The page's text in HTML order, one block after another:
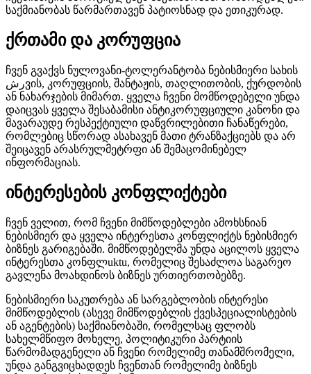
საქმიანობას წარმართავენ პატიოსნად და ეთიკურად.
ქრთამი და კორუფცია
ჩვენ გვაქვს ნულოვანი-ტოლერანტობა ნებისმიერი სახის
رشვის, კორუფციის, შანტაჟის, თაღლითობის, ქურდობის
ან ნახარჯების მიმართ. ყველა ჩვენი მომწოდებელი უნდა
დაიცვას ყველა შესაბამისი ანტიკორუფციული კანონი და
მავარაუდე რესპექტიული დაწვრილებითი ჩანაწერები,
რომლებიც სწორად ასახავენ მათი ტრანზაქციებს და არ
შეიცავენ არასრულმეტრფი ან შემაცომინებელ
ინფორმაციას.
ინტერესების კონფლიქტები
ჩვენ ველით, რომ ჩვენი მიმწოდებლები ამოხსნიან
ნებისმიერ და ყველა ინტერესთა კონფლიქტს ნებისმიერ
ბიზნეს გარიგებაში. მიმწოდებელმა უნდა აცილოს ყველა
ინტერესთა კონფლuktu, რომელიც შესაძლოა საგარეო
გავლენა მოახდინოს ბიზნეს ურთიერთობებზე.
ნებისმიერი საკუთრება ან სარგებლობის ინტერესი
მიმწოდებლის (ასევე მიმწოდებლის ქვესპეციალისტების
ან აგენტების) საქმიანობაში, რომელსაც ფლობს
სახელმწიფო მოხელე, პოლიტიკური პარტიის
წარმომადგენელი ან ჩვენი რომელიმე თანამშრომელი,
უნდა განგვიცხადდეს ჩვენთან რომელიმე ბიზნეს